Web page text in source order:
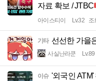
자료 확보 / JTBC
아이스티이 Lv.32 조
기타 선선한 가을
사실난라쿤 Lv.89
이슈 '외국인